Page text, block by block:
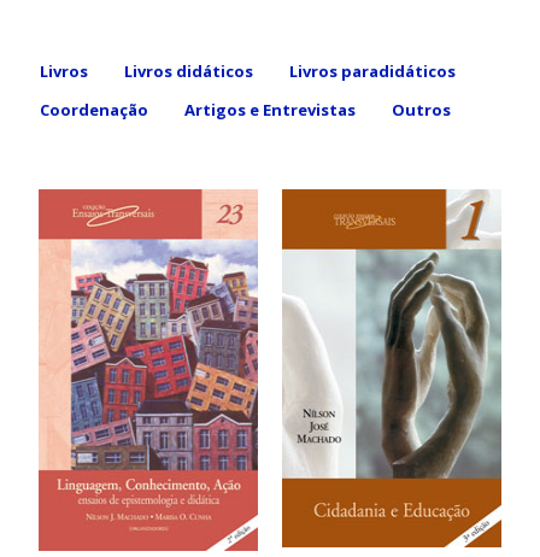
Livros Livros didáticos
Livros paradidáticos
Coordenação
Artigos e Entrevistas Outros